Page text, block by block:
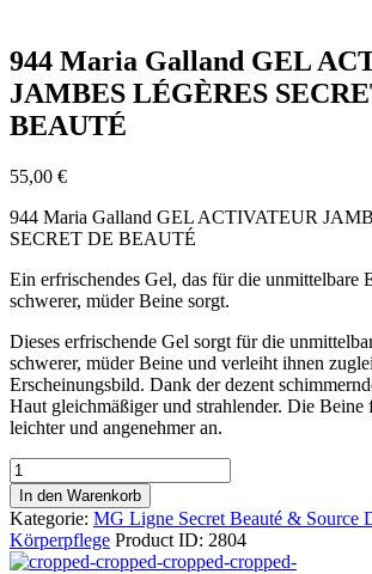
944 Maria Galland GEL
JAMBES LÉGÈRES
BEAUTÉ
55,00 €
944 Maria Galland GEL ACTIVATEUR
SECRET DE BEAUTÉ
Ein erfrischendes Gel, das für die unmittelbare
schwerer, müder Beine sorgt.
Dieses erfrischende Gel sorgt für die
schwerer, müder Beine und verleiht ihnen
Erscheinungsbild. Dank der dezent
Haut gleichmäßiger und strahlender. Die Beine
leichter und angenehmer an.
944
Maria
Galland
GEL
ACTIVATEUR
In den Warenkorb
Kategorie: MG Ligne Secret Beauté & Source
Körperpflege Product ID: 2804